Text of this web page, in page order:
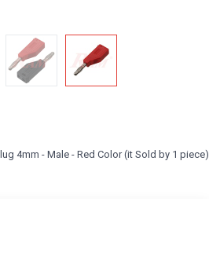
4mm - Male - Red Color (it Sold by 1 piece)